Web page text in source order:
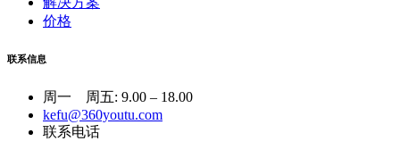
价格
联系信息
周一 周五: 9.00 – 18.00
kefu@360youtu.com
联系电话